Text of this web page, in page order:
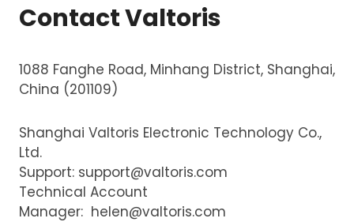
Contact Valtoris
1088 Fanghe Road, Minhang District, Shanghai,
China (201109)
Shanghai Valtoris Electronic Technology Co.,
Ltd.
Support: support@valtoris.com
Technical Account
Manager: helen@valtoris.com